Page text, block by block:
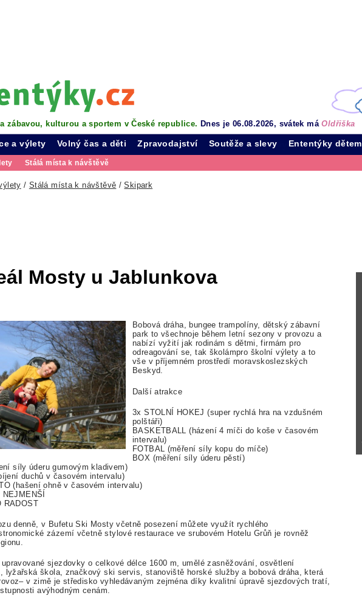
zábavou, kulturou a sportem v České republice. Dnes je 06.08.2026, svátek máOldřiška
a výlety
Stálá místa k návštěvě
Volný čas a děti Zpravodajství Soutěže a slevy Ententýky dětem
/ Stálá místa k návštěvě /Skipark
Mosty u Jablunkova
Bobová dráha, bungee trampolíny, dětský zábavní
park to všechnoje během letní sezony v provozu a
nabízí vyžití jak rodinám s dětmi, firmám pro
odreagování se, tak školámpro školní výlety a to
vše v příjemném prostředí moravskoslezských
Beskyd.
Další atrakce
3x STOLNÍ HOKEJ (super rychlá hra na vzdušném
polštáři)
BASKETBALL (házení 4 míči do koše v časovém
intervalu)
FOTBAL (měření síly kopu do míče)
BOX (měření síly úderu pěstí)
síly úderu gumovým kladivem)
duchů v časovém intervalu)
(hašení ohně v časovém intervalu)
RADOST
denně, v Bufetu Ski Mosty včetně posezení můžete využít rychlého
zázemí včetně stylové restaurace ve srubovém Hotelu Grůň je rovněž
sjezdovky o celkové délce 1600 m, umělé zasněžování, osvětlení
lyžařská škola, značkový ski servis, stanoviště horské služby a bobová dráha, která
v zimě je středisko vyhledávaným zejména díky kvalitní úpravě sjezdových tratí,
avýhodným cenám.